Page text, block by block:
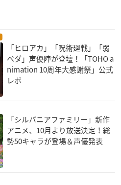
「ヒロアカ」「呪術廻戦」「弱
ペダ」声優陣が登壇！「TOHO a
nimation 10周年大感謝祭」公式
レポ
「シルバニアファミリー」新作
アニメ、10月より放送決定！総
勢50キャラが登場＆声優発表